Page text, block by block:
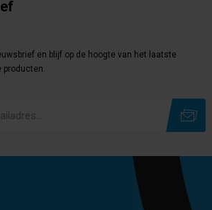
en blijf op de hoogte van het laatste
producten.